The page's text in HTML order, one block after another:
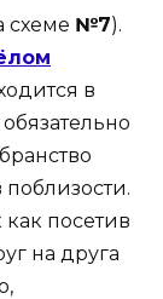
схеме №7).
в
поблизости.
посетив
на друга